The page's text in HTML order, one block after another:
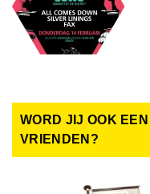
WORD JIJ OOK
VRIENDEN?